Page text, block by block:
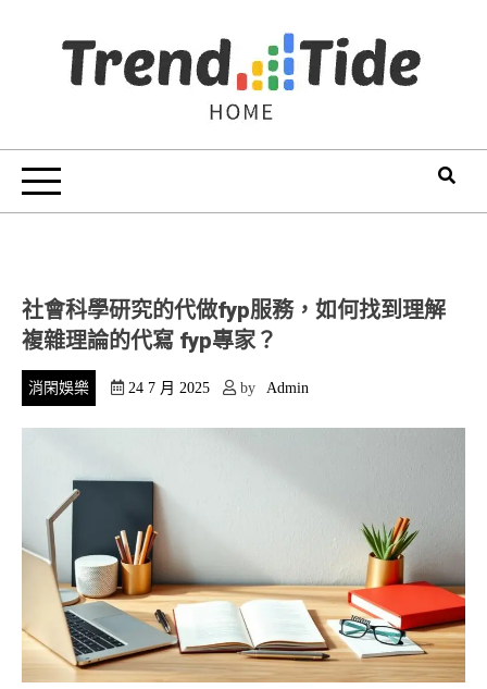
Trend Tide
社會科學研究的代做fyp服務，如何找到理解
複雜理論的代寫 fyp專家？
消閑娛樂 24 7 月 2025 by Admin